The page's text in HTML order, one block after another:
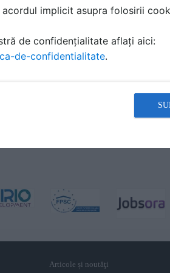
Articole și noutăţi
implicit asupra folosirii
de confidențialitate aflați aici:
de-confidentialitate.